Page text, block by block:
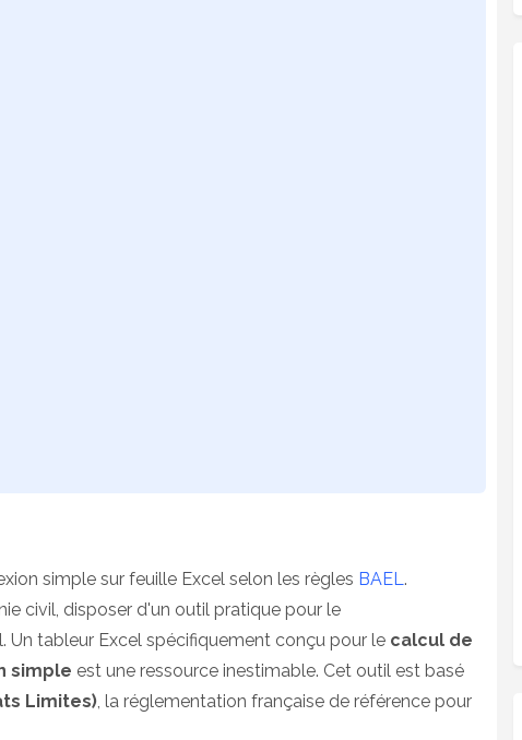
simple sur feuille Excel selon les règles BAEL .
civil, disposer d'un outil pratique pour le
tableur Excel spécifiquement conçu pour le calcul de
simple est une ressource inestimable. Cet outil est basé
Limites), la réglementation française de référence pour